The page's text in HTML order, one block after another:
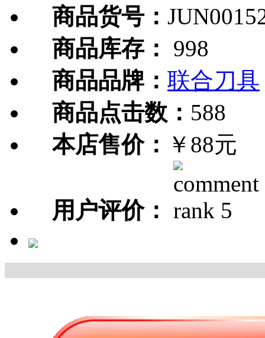
商品货号：
商品库存：
998
商品品牌： 联合刀具
商品点击数： 588
本店售价： ￥88元
用户评价：